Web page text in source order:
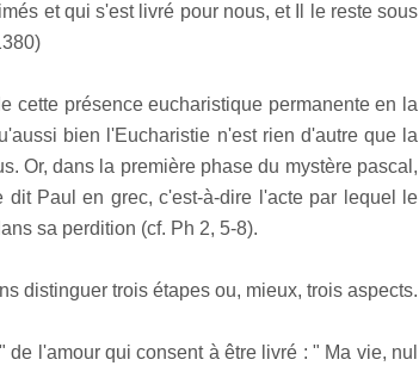
et qui s'est livré pour nous, et Il le reste sous
cette présence eucharistique permanente en la
bien l'Eucharistie n'est rien d'autre que la
Or, dans la première phase du mystère pascal,
Paul en grec, c'est-à-dire l'acte par lequel le
sa perdition (cf. Ph 2, 5-8).
distinguer trois étapes ou, mieux, trois aspects.
l'amour qui consent à être livré : " Ma vie, nul